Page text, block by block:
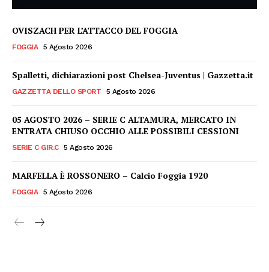
OVISZACH PER L’ATTACCO DEL FOGGIA
FOGGIA 5 Agosto 2026
Spalletti, dichiarazioni post Chelsea-Juventus | Gazzetta.it
GAZZETTA DELLO SPORT 5 Agosto 2026
05 AGOSTO 2026 – SERIE C ALTAMURA, MERCATO IN
ENTRATA CHIUSO OCCHIO ALLE POSSIBILI CESSIONI
SERIE C GIR.C 5 Agosto 2026
MARFELLA È ROSSONERO – Calcio Foggia 1920
FOGGIA 5 Agosto 2026